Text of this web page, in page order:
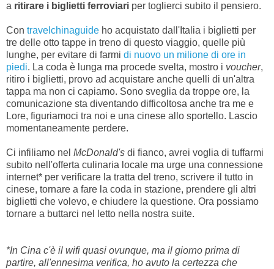
a ritirare i biglietti ferroviari per toglierci subito il pensiero.
Con travelchinaguide ho acquistato dall'Italia i biglietti per
tre delle otto tappe in treno di questo viaggio, quelle più
lunghe, per evitare di farmi di nuovo un milione di ore in
piedi. La coda è lunga ma procede svelta, mostro i voucher,
ritiro i biglietti, provo ad acquistare anche quelli di un'altra
tappa ma non ci capiamo. Sono sveglia da troppe ore, la
comunicazione sta diventando difficoltosa anche tra me e
Lore, figuriamoci tra noi e una cinese allo sportello. Lascio
momentaneamente perdere.
Ci infiliamo nel McDonald's di fianco, avrei voglia di tuffarmi
subito nell'offerta culinaria locale ma urge una connessione
internet* per verificare la tratta del treno, scrivere il tutto in
cinese, tornare a fare la coda in stazione, prendere gli altri
biglietti che volevo, e chiudere la questione. Ora possiamo
tornare a buttarci nel letto nella nostra suite.
*In Cina c'è il wifi quasi ovunque, ma il giorno prima di
partire, all'ennesima verifica, ho avuto la certezza che